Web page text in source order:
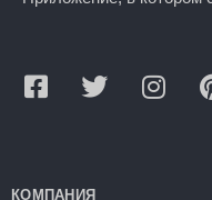
КОМПАНИЯ